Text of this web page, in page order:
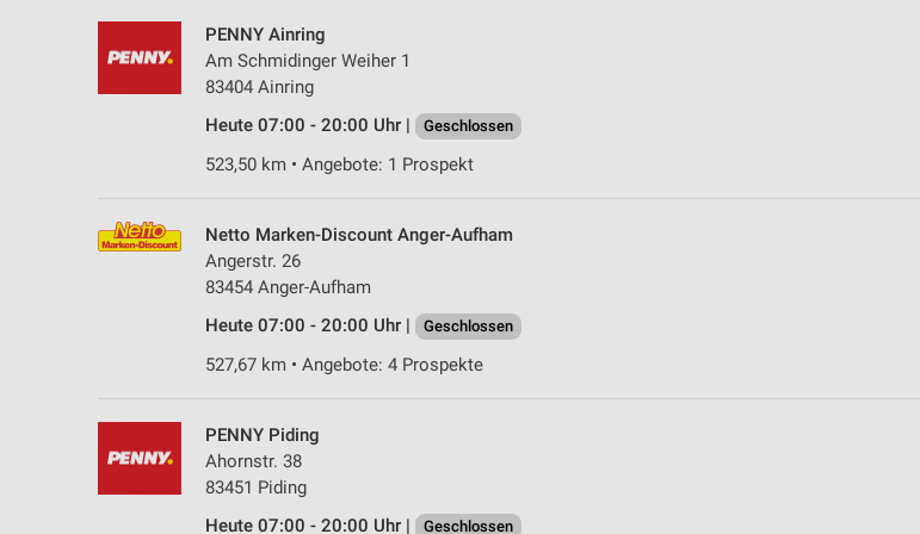
PENNY Ainring
Am Schmidinger Weiher 1
83404 Ainring
Heute 07:00 - 20:00 Uhr |
Geschlossen
523,50 km • Angebote: 1 Prospekt
Netto Marken-Discount Anger-Aufham
Angerstr. 26
83454 Anger-Aufham
Heute 07:00 - 20:00 Uhr |
Geschlossen
527,67 km • Angebote: 4 Prospekte
PENNY Piding
Ahornstr. 38
83451 Piding
Heute 07:00 - 20:00 Uhr |
Geschlossen